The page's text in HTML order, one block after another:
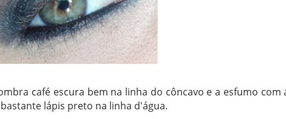
café escura bem na linha do côncavo e a esfumo com
lápis preto na linha d'água.